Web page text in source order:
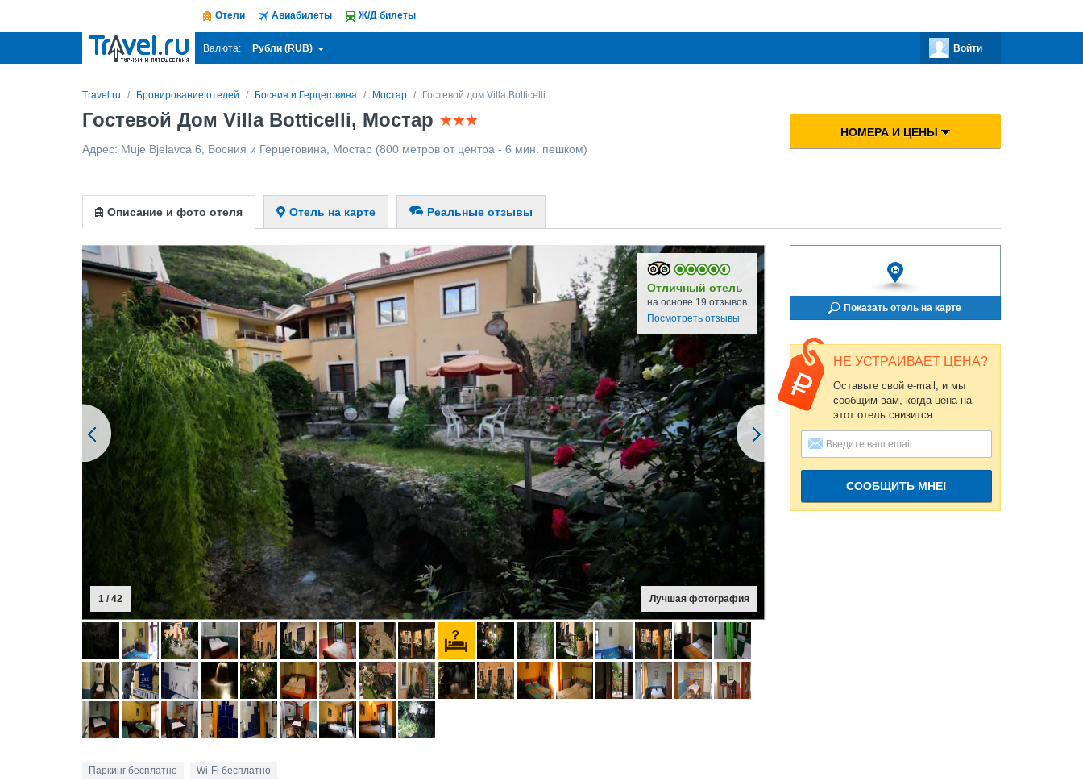
Отели Авиабилеты Ж/Д билеты
Валюта: Рубли (RUB) Войти
Travel.ru Бронирование отелей Босния и Герцеговина Мостар Гостевой дом Villa Botticelli
Гостевой Дом Villa Botticelli, Мостар
Адрес: Muje Bjelavca 6 Босния и Герцеговина Мостар (800 метров от центра - 6 мин. пешком)
НОМЕРА И ЦЕНЫ
Описание и фото отеля Отель на карте Реальные отзывы
Отличный отель
на основе 19 отзывов
Посмотреть отзывы
1 / 42 Лучшая фотография
Паркинг бесплатно Wi-Fi бесплатно
Показать отель на карте
НЕ УСТРАИВАЕТ ЦЕНА?
Оставьте свой e-mail, и мы
сообщим вам, когда цена на
этот отель снизится
СООБЩИТЬ МНЕ!